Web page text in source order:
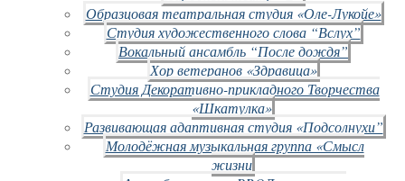
Образцовая театральная студия «Оле-Лукойе»
Студия художественного слова “Вслух”
Вокальный ансамбль “После дождя”
Хор ветеранов «Здравица»
Студия Декоративно-прикладного Творчества
«Шкатулка»
Развивающая адаптивная студия «Подсолнухи”
Молодёжная музыкальная группа «Смысл
жизни